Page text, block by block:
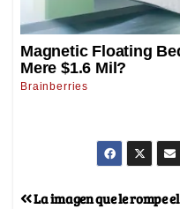
La imagen que le rompe el